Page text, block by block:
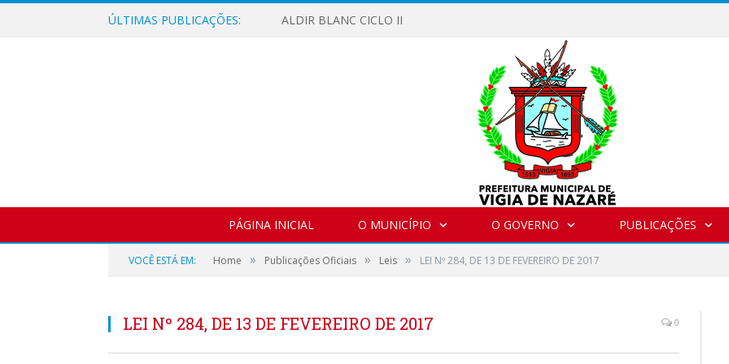
ÚLTIMAS PUBLICAÇÕES: ALDIR BLANC CICLO II
PÁGINA INICIAL O MUNICÍPIO O GOVERNO PUBLICAÇÕES
VOCÊ ESTÁ EM: Home » Publicações Oficiais » Leis » LEI Nº 284, DE 13 DE FEVEREIRO DE 2017
LEI Nº 284, DE 13 DE FEVEREIRO DE 2017 0